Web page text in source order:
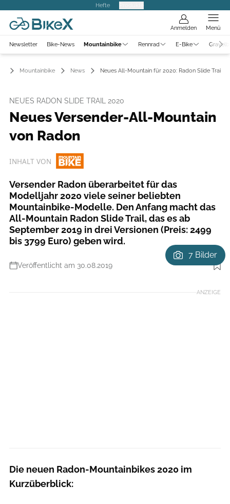
Hefte
Anmelden Menü
Newsletter Bike-News Mountainbike Rennrad E-Bike
Mountainbike News Neues All-Mountain für 2020: Radon Slide Trail
NEUES RADON SLIDE TRAIL 2020
Neues Versender-All-Mountain
von Radon
INHALT VON
Versender Radon überarbeitet für das
Modelljahr 2020 viele seiner beliebten
Mountainbike-Modelle. Den Anfang macht das
All-Mountain Radon Slide Trail, das es ab
September 2019 in drei Versionen (Preis: 2499
bis 3799 Euro) geben wird.
Veröffentlicht am 30.08.2019
Foto: Radon
7 Bilder
ANZEIGE
Die neuen Radon-Mountainbikes 2020 im
Kurzüberblick: